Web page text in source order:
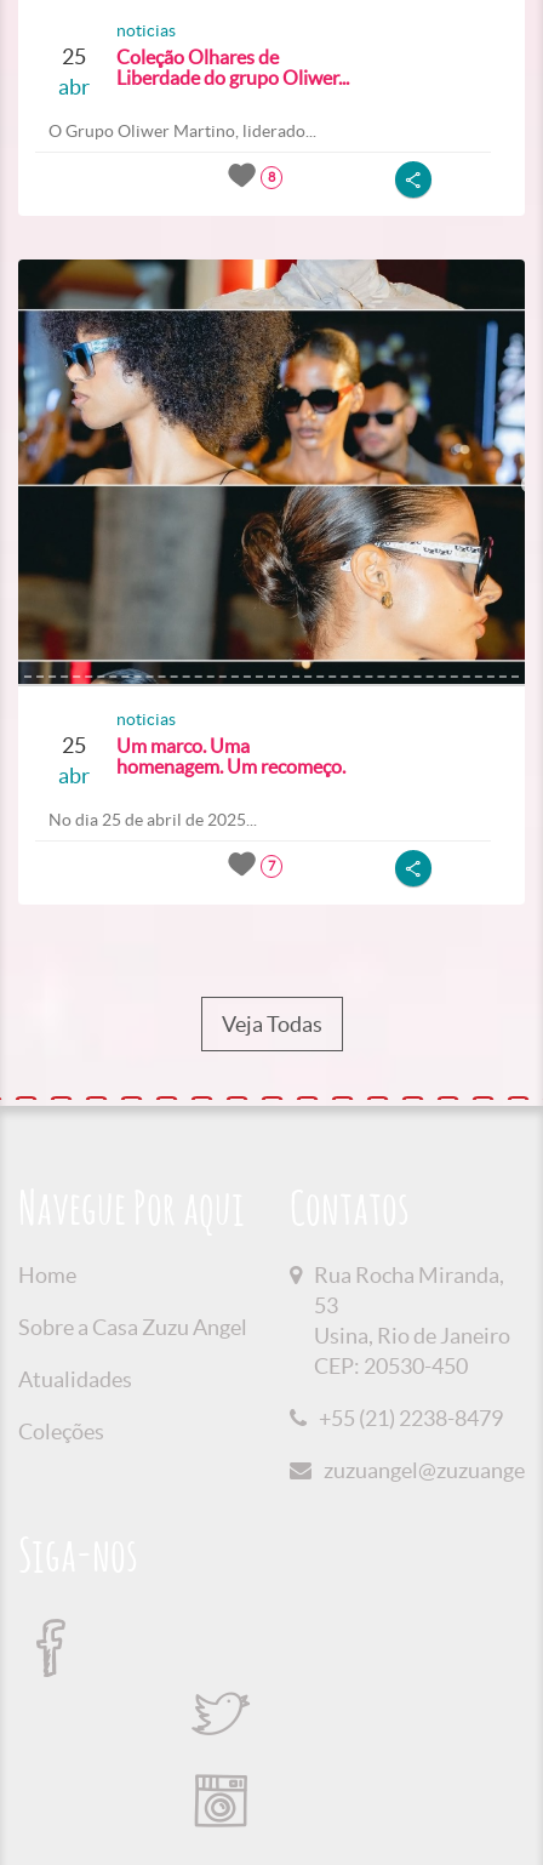
25
abr
noticias
Coleção Olhares de
Liberdade do grupo Oliwer...
O Grupo Oliwer Martino, liderado...
8
25
abr
noticias
Um marco. Uma
homenagem. Um recomeço.
No dia 25 de abril de 2025...
7
Veja Todas
Home
Sobre a Casa Zuzu Angel
Atualidades
Coleções
Rua Rocha Miranda,
53
Usina, Rio de Janeiro
CEP: 20530-450
+55 (21) 2238-8479